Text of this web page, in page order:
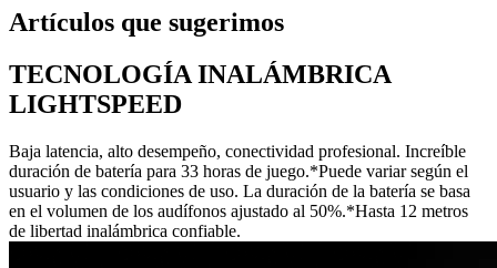
Artículos que sugerimos
TECNOLOGÍA INALÁMBRICA
LIGHTSPEED
Baja latencia, alto desempeño, conectividad profesional. Increíble
duración de batería para 33 horas de juego.*Puede variar según el
usuario y las condiciones de uso. La duración de la batería se basa
en el volumen de los audífonos ajustado al 50%.*Hasta 12 metros
de libertad inalámbrica confiable.